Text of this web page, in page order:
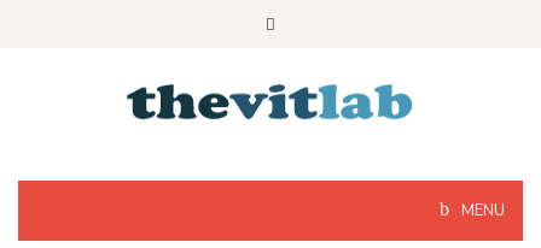
MENU